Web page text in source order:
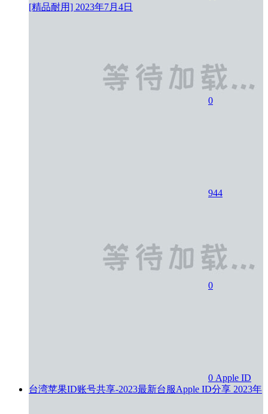
[精品耐用] 2023年7月4日
0
944
0
0 Apple ID
台湾苹果ID账号共享-2023最新台服Apple ID分享 2023年